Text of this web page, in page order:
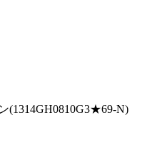
(1314GH0810G3★69-N)